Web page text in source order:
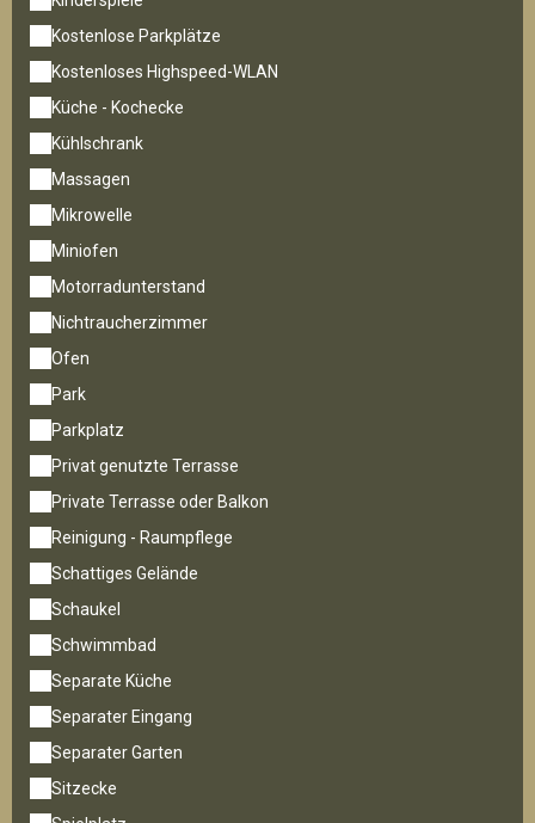
Kostenlose Parkplätze
Kostenloses Highspeed-WLAN
Küche - Kochecke
Kühlschrank
Massagen
Mikrowelle
Miniofen
Motorradunterstand
Nichtraucherzimmer
Ofen
Park
Parkplatz
Privat genutzte Terrasse
Private Terrasse oder Balkon
Reinigung - Raumpflege
Schattiges Gelände
Schaukel
Schwimmbad
Separate Küche
Separater Eingang
Separater Garten
Sitzecke